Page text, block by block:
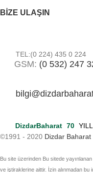
BIZE ULAŞIN
TEL:(0 224) 435 0 224
GSM: (0 532) 247
DizdarBaharat 70
©️1991 - 2020 Dizdar Baharat
Bu site üzerinden Bu sitede
ve iştiraklerine aittir. İzin alınmadan bu